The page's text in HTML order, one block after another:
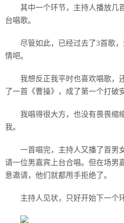
其中一个环节，主持人播放几
台唱歌。
尽管如此，已经过去了3首歌
情吧。
我想反正我平时也喜欢唱歌，
了一首《曹操》，成了第一个打破
我唱得很大方，也没有畏畏缩
我。
一首唱完，主持人又播了首男
请一位男嘉宾上台合唱。但在场男
意邀请，他们就都甩手拒绝了。
主持人见状，只好开始下一个